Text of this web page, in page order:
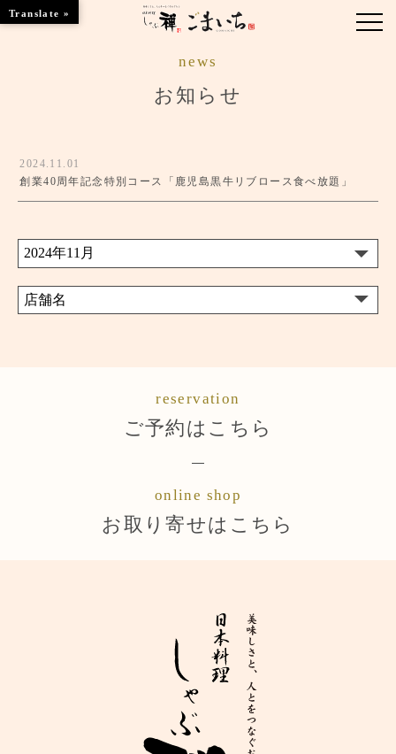
季節のお料理
ご予約はこちら
news
お知らせ
2024.11.01
創業40周年記念特別コース「鹿児島黒牛リブロース食べ放題」
reservation
ご予約はこちら
online shop
お取り寄せはこちら
Translate »